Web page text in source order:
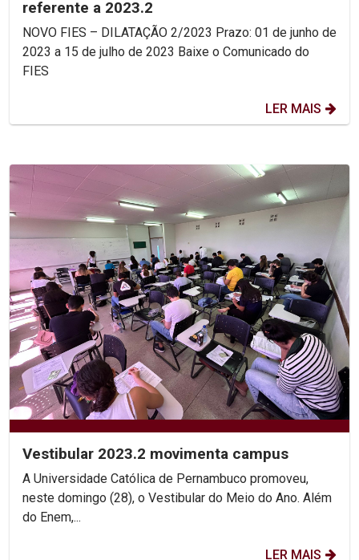
referente a 2023.2
NOVO FIES – DILATAÇÃO 2/2023 Prazo: 01 de junho de
2023 a 15 de julho de 2023 Baixe o Comunicado do
FIES
LER MAIS
Vestibular 2023.2 movimenta campus
A Universidade Católica de Pernambuco promoveu,
neste domingo (28), o Vestibular do Meio do Ano. Além
do Enem,...
LER MAIS